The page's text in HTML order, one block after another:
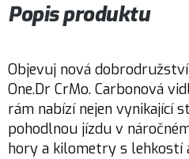
Popis produktu
Objevuj nová
One.Dr CrMo. Carbonová
rám nabízí nejen vynikající
pohodlnou jízdu v
hory a kilometry s lehkostí